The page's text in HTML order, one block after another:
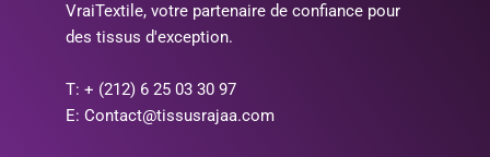
VraiTextile, votre partenaire de confiance pour
des tissus d'exception.
T: + (212) 6 25 03 30 97
E: Contact@tissusrajaa.com